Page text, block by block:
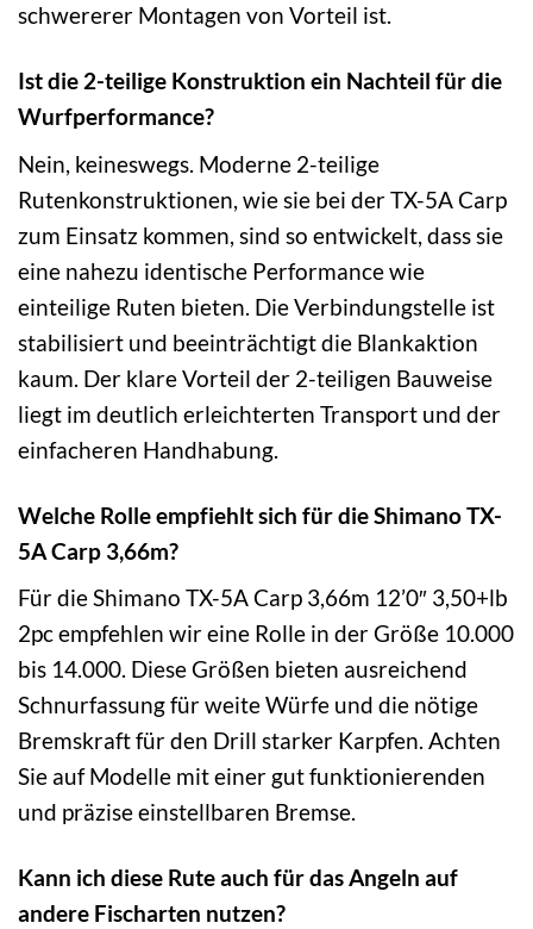
schwererer Montagen von Vorteil ist.
Ist die 2-teilige Konstruktion ein Nachteil für die
Wurfperformance?
Nein, keineswegs. Moderne 2-teilige
Rutenkonstruktionen, wie sie bei der TX-5A Carp
zum Einsatz kommen, sind so entwickelt, dass sie
eine nahezu identische Performance wie
einteilige Ruten bieten. Die Verbindungstelle ist
stabilisiert und beeinträchtigt die Blankaktion
kaum. Der klare Vorteil der 2-teiligen Bauweise
liegt im deutlich erleichterten Transport und der
einfacheren Handhabung.
Welche Rolle empfiehlt sich für die Shimano TX-
5A Carp 3,66m?
Für die Shimano TX-5A Carp 3,66m 12’0″ 3,50+lb
2pc empfehlen wir eine Rolle in der Größe 10.000
bis 14.000. Diese Größen bieten ausreichend
Schnurfassung für weite Würfe und die nötige
Bremskraft für den Drill starker Karpfen. Achten
Sie auf Modelle mit einer gut funktionierenden
und präzise einstellbaren Bremse.
Kann ich diese Rute auch für das Angeln auf
andere Fischarten nutzen?